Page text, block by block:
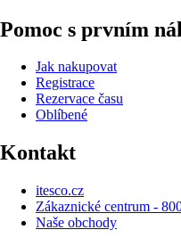
Pomoc s prvním
Jak nakupovat
Registrace
Rezervace času
Oblíbené
Kontakt
itesco.cz
Zákaznické centrum -
Naše obchody